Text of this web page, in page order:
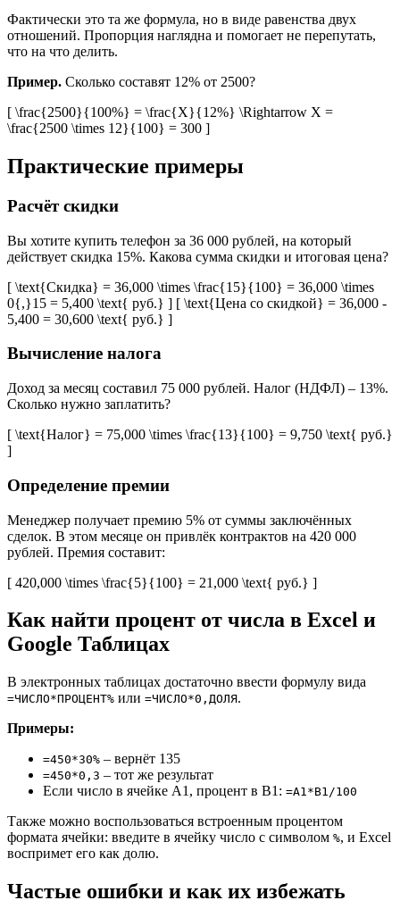
Фактически это та же формула, но в виде равенства двух
отношений. Пропорция наглядна и помогает не перепутать,
что на что делить.
Пример. Сколько составят 12% от 2500?
[ \frac{2500}{100%} = \frac{X}{12%} \Rightarrow X =
\frac{2500 \times 12}{100} = 300 ]
Практические примеры
Расчёт скидки
Вы хотите купить телефон за 36 000 рублей, на который
действует скидка 15%. Какова сумма скидки и итоговая цена?
[ \text{Скидка} = 36,000 \times \frac{15}{100} = 36,000 \times
0{,}15 = 5,400 \text{ руб.} ] [ \text{Цена со скидкой} = 36,000 -
5,400 = 30,600 \text{ руб.} ]
Вычисление налога
Доход за месяц составил 75 000 рублей. Налог (НДФЛ) – 13%.
Сколько нужно заплатить?
[ \text{Налог} = 75,000 \times \frac{13}{100} = 9,750 \text{ руб.}
]
Определение премии
Менеджер получает премию 5% от суммы заключённых
сделок. В этом месяце он привлёк контрактов на 420 000
рублей. Премия составит:
[ 420,000 \times \frac{5}{100} = 21,000 \text{ руб.} ]
Как найти процент от числа в Excel и
Google Таблицах
В электронных таблицах достаточно ввести формулу вида
=ЧИСЛО*ПРОЦЕНТ% или =ЧИСЛО*0,ДОЛЯ.
Примеры:
=450*30% – вернёт 135
=450*0,3 – тот же результат
Если число в ячейке A1, процент в B1: =A1*B1/100
Также можно воспользоваться встроенным процентом
формата ячейки: введите в ячейку число с символом %, и Excel
воспримет его как долю.
Частые ошибки и как их избежать